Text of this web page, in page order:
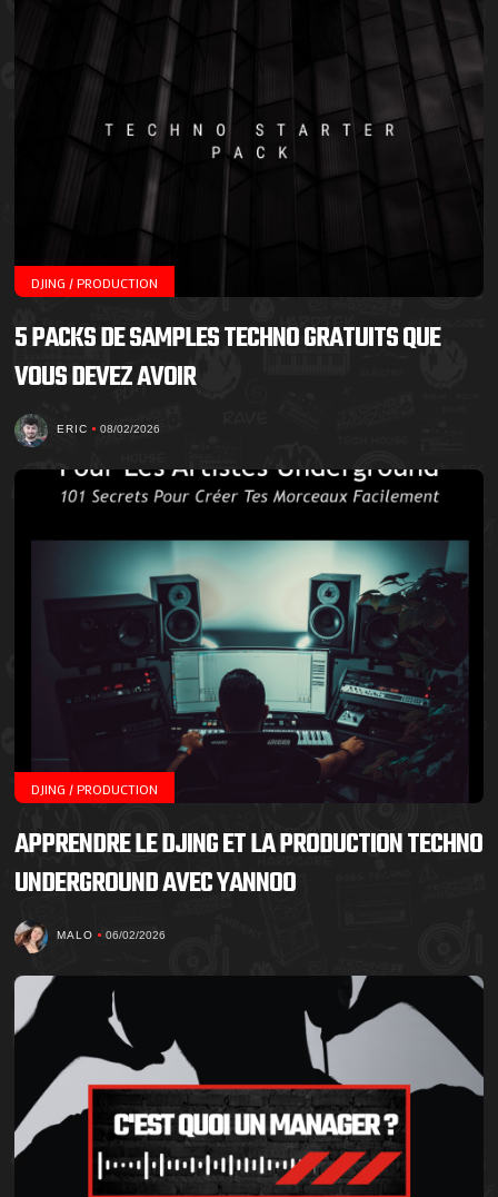
DJING / PRODUCTION
5 PACKS DE SAMPLES TECHNO GRATUITS QUE
VOUS DEVEZ AVOIR
ERIC 08/02/2026
DJING / PRODUCTION
APPRENDRE LE DJING ET LA PRODUCTION TECHNO
UNDERGROUND AVEC YANNOO
MALO 06/02/2026